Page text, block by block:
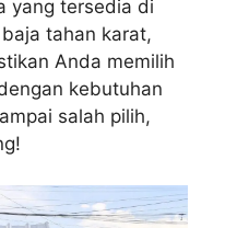
yang tersedia di
tahan karat,
Anda memilih
kebutuhan
salah pilih,